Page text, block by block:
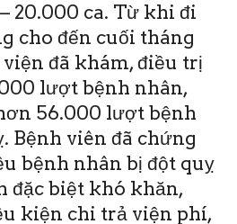
20.000 ca. Từ khi đi
cho đến cuối tháng
viện đã khám, điều trị
lượt bệnh nhân,
56.000 lượt bệnh
Bệnh viên đã chứng
bệnh nhân bị đột quỵ
đặc biệt khó khăn,
kiện chi trả viện phí,